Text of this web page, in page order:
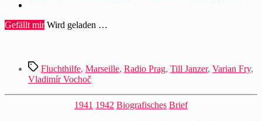
Gefällt mir Wird geladen …
Schlagwörter
Fluchthilfe, Marseille, Radio Prag, Till Janzer, Varian Fry,
Vladimír Vochoč
Kategorien
1941 1942 Biografisches Brief